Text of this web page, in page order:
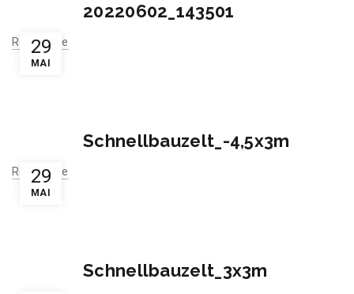
29
MAI
20220602_143501
Read More
29
MAI
Schnellbauzelt_-4,5x3m
Read More
Schnellbauzelt_3x3m